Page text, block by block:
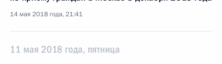
14 мая 2018 года, 21:41
11 мая 2018 года, пятница